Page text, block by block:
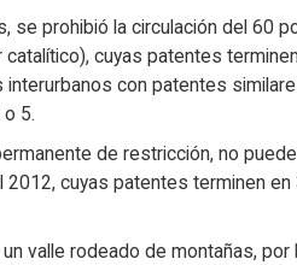
se prohibió la circulación del 60
cuyas patentes
con patentes
5.
de restricción, no
cuyas patentes terminen
valle rodeado de montañas,